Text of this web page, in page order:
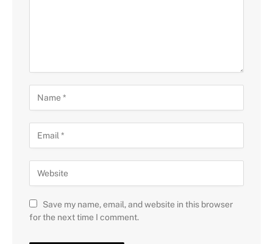
Save my name, email, and website in this browser
for the next time I comment.